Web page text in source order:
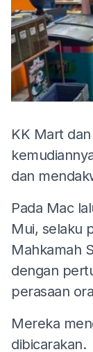
KK Mart
dan
Pada Mac
Mui, selaku
Mahkamah
dengan
perasaan
Mereka
dibicarakan.